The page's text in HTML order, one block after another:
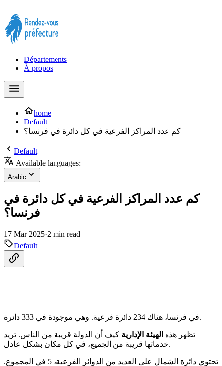
Départements
À propos
home
Default
كم عدد المراكز الفرعية في كل دائرة في فرنسا؟
Default
Available languages:
Arabic
كم عدد المراكز الفرعية في كل دائرة في
فرنسا؟
17 Mar 2025·2 min read
Default
في فرنسا، هناك 234 دائرة فرعية. وهي موجودة في 333 دائرة.
تظهر هذه الهيئة الإدارية كيف أن الدولة قريبة من الناس. تريد
خدماتها قريبة من الجميع، في كل مكان بشكل عادل.
تحتوي دائرة الشمال على العديد من الدوائر الفرعية، 5 في المجموع.